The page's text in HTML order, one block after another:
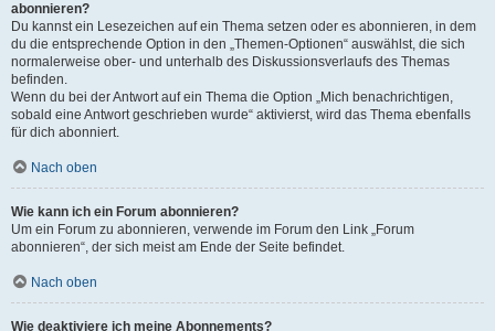
abonnieren?
Du kannst ein Lesezeichen auf ein Thema setzen oder es abonnieren, in dem
du die entsprechende Option in den „Themen-Optionen“ auswählst, die sich
normalerweise ober- und unterhalb des Diskussionsverlaufs des Themas
befinden.
Wenn du bei der Antwort auf ein Thema die Option „Mich benachrichtigen,
sobald eine Antwort geschrieben wurde“ aktivierst, wird das Thema ebenfalls
für dich abonniert.
Nach oben
Wie kann ich ein Forum abonnieren?
Um ein Forum zu abonnieren, verwende im Forum den Link „Forum
abonnieren“, der sich meist am Ende der Seite befindet.
Nach oben
Wie deaktiviere ich meine Abonnements?